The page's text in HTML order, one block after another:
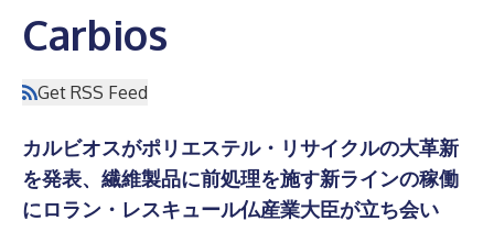
Carbios
Get RSS Feed
カルビオスがポリエステル・リサイクルの大革新
を発表、繊維製品に前処理を施す新ラインの稼働
にロラン・レスキュール仏産業大臣が立ち会い